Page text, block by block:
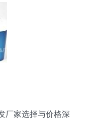
厂家选择与价格深